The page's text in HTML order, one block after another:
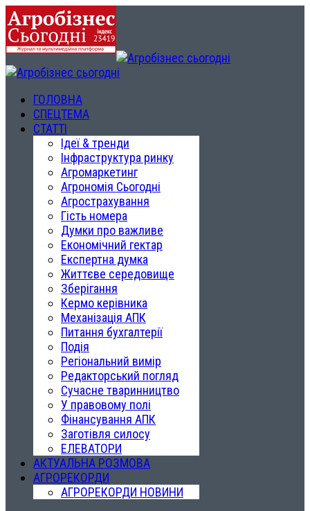
ГОЛОВНА
СПЕЦТЕМА
СТАТТІ
Ідеї & тренди
Інфраструктура ринку
Агромаркетинг
Агрономія Сьогодні
Агрострахування
Гість номера
Думки про важливе
Економічний гектар
Експертна думка
Життєве середовище
Зберігання
Кермо керівника
Механізація АПК
Питання бухгалтерії
Подія
Регіональний вимір
Редакторський погляд
Сучасне тваринництво
У правовому полі
Фінансування АПК
Заготівля силосу
ЕЛЕВАТОРИ
АКТУАЛЬНА РОЗМОВА
АГРОРЕКОРДИ
АГРОРЕКОРДИ НОВИНИ